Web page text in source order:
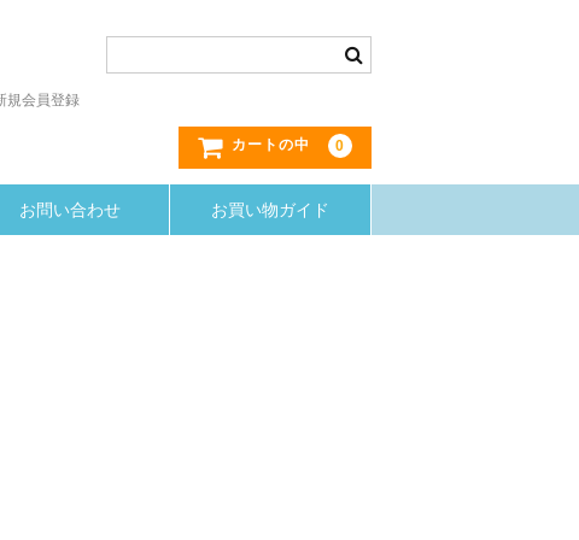
規会員登録
カートの中 0
お問い合わせ お買い物ガイド